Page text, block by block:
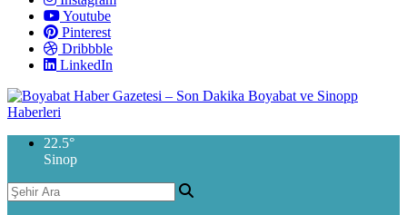
Youtube
Pinterest
Dribbble
LinkedIn
22.5°
Sinop